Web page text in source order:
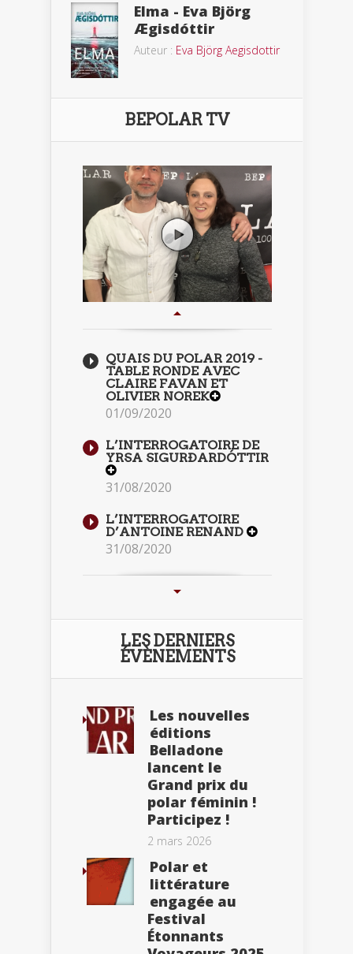
Elma - Eva Björg
Ægisdóttir
Auteur : Eva Björg Aegisdottir
BEPOLAR TV
QUAIS DU POLAR 2019 -
TABLE RONDE AVEC
CLAIRE FAVAN ET
OLIVIER NOREK
01/09/2020
L’INTERROGATOIRE DE
YRSA SIGURÐARDÓTTIR
31/08/2020
L’INTERROGATOIRE
D’ANTOINE RENAND
31/08/2020
LES DERNIERS
ÉVÈNEMENTS
Les nouvelles
éditions
Belladone
lancent le
Grand prix du
polar féminin !
Participez !
2 mars 2026
Polar et
littérature
engagée au
Festival
Étonnants